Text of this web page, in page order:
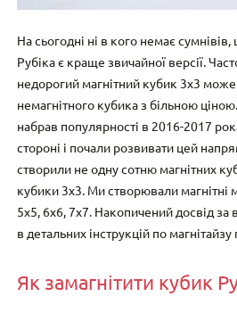
На сьогодні ні в кого немає
Рубіка є краще звичайної версії.
недорогий магнітний кубик 3х3
немагнітного кубика з більною
набрав популярності в 2016-2017
стороні і почали розвивати цей
створили не одну сотню магнітних
кубики 3х3. Ми створювали магнітні
5х5, 6х6, 7х7. Накопичений досвід за
в детальних інструкцій по
Як замагнітити кубик